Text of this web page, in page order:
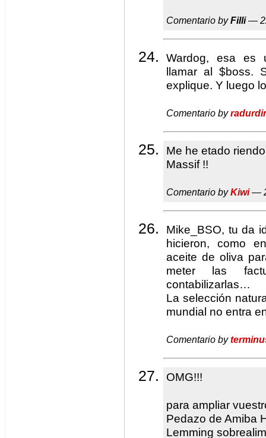
Comentario byFilli—
Wardog, esa es
llamar al $boss.
explique. Y luego
Comentario by
Me he etado
Massif !!
Comentario byKiwi—
Mike_BSO, tu da
hicieron, como
aceite de oliva
meter las
contabilizarlas…
La selección
mundial no entra
Comentario by
OMG!!!
para ampliar
Pedazo de Amiba
Lemming